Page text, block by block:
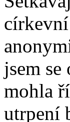
jsem
mohla
utrpení